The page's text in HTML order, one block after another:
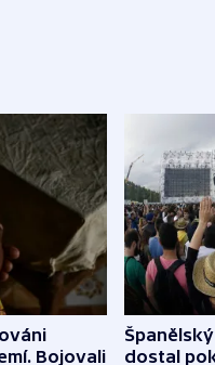
Bojovali
dostal